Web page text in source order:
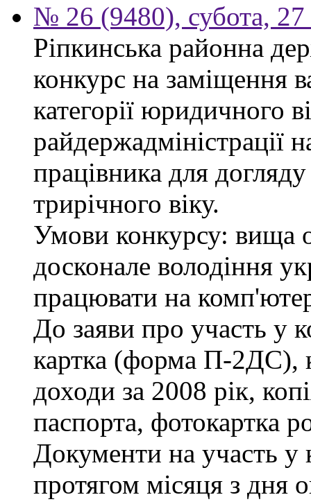
№ 26 (9480), субота, 27
Ріпкинська районна
конкурс на заміщення
категорії юридичного
райдержадміністрації
працівника для
трирічного віку.
Умови конкурсу: вища
досконале володіння
працювати на
До заяви про участь у
картка (форма П-2ДС),
доходи за 2008 рік,
паспорта, фотокартка
Документи на участь у
протягом місяця з дня